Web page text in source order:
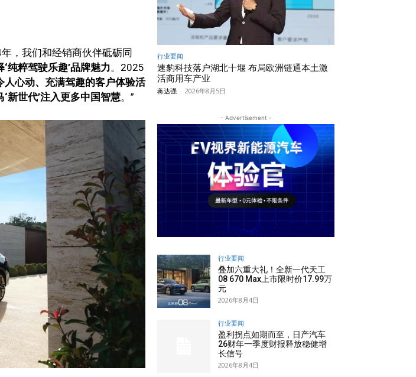
，我们和经销商伙伴砥砺同
‘纯粹驾驶乐趣’品牌魅力。2025
人心动、充满驾趣的客户体验活
‘新世代’注入更多中国智慧。”
行业要闻
速豹科技落户湖北十堰 布局欧洲链通本土激
活商用车产业
蒋达强 - 2026年8月5日
- Advertisement -
行业要闻
叠加六重大礼！全新一代天工
08 670 Max上市限时价17.99万
元
2026年8月4日
行业要闻
盈利拐点如期而至，日产汽车
26财年一季度财报释放稳健增
长信号
2026年8月4日